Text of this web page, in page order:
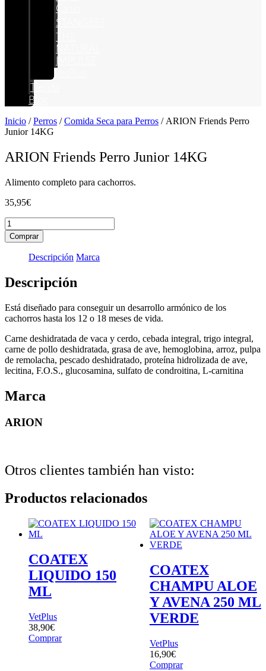
Canin
STANGEST
NATURAL
Blog
Inicio /Perros /Comida Seca para Perros / ARION Friends Perro
Junior 14KG
ARION Friends Perro Junior 14KG
Alimento completo para cachorros.
35,95€
ARION
Friends
Perro
cantidad
Comprar
Descripción Marca
Descripción
Está diseñado para conseguir un desarrollo armónico de los
cachorros hasta los 12 o 18 meses de vida.
Carne deshidratada de vaca y cerdo, cebada integral, trigo integral,
carne de pollo deshidratada, grasa de ave, hemoglobina, arroz, pulpa
de remolacha, pescado deshidratado, proteína hidrolizada de ave,
lecitina, F.O.S., glucosamina, sulfato de condroitina, L-carnitina
Marca
ARION
Otros clientes también han visto:
Productos relacionados
COATEX
LIQUIDO 150
ML
VetPlus
38,90€
Comprar
COATEX
CHAMPU ALOE
Y AVENA 250 ML
VERDE
VetPlus
16,90€
Comprar